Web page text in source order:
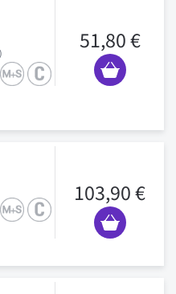
51,80 €
103,90 €